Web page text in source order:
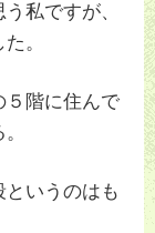
私ですが、
。
５階に住んで
いうのはも